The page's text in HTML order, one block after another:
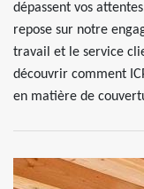
dépassent vos
repose sur notre
travail et le service
découvrir comment
en matière de